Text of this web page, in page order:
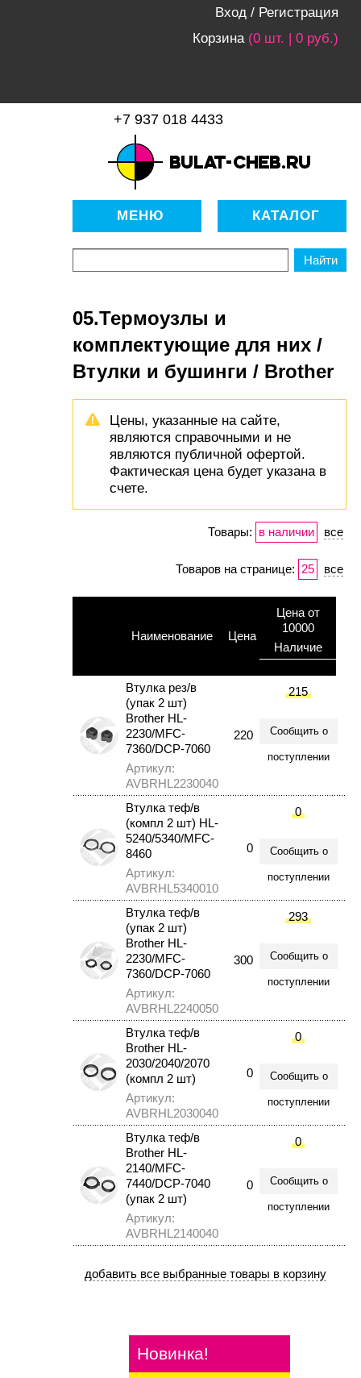
Вход / Регистрация
Корзина (0 шт. | 0 руб.)
материалы для копировально-
множительной техники
+7 937 018 4433
МЕНЮ КАТАЛОГ
05.Термоузлы и
комплектующие для них /
Втулки и бушинги / Brother
Цены, указанные на сайте,
являются справочными и не
являются публичной офертой.
Фактическая цена будет указана в
счете.
Товары: в наличии все
Товаров на странице: 25 все
Наименование Цена
Цена от
10000
Наличие
Втулка рез/в
(упак 2 шт)
Brother HL-
2230/MFC-
7360/DCP-7060
Артикул:
AVBRHL2230040
220
215
Сообщить о
поступлении
Втулка теф/в
(компл 2 шт) HL-
5240/5340/MFC-
8460
Артикул:
AVBRHL5340010
0
0
Сообщить о
поступлении
Втулка теф/в
(упак 2 шт)
Brother HL-
2230/MFC-
7360/DCP-7060
Артикул:
AVBRHL2240050
300
293
Сообщить о
поступлении
Втулка теф/в
Brother HL-
2030/2040/2070
(компл 2 шт)
Артикул:
AVBRHL2030040
0
0
Сообщить о
поступлении
Втулка теф/в
Brother HL-
2140/MFC-
7440/DCP-7040
(упак 2 шт)
Артикул:
AVBRHL2140040
0
0
Сообщить о
поступлении
Новинка!